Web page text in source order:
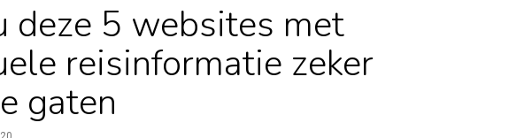
deze 5 websites met
reisinformatie zeker
gaten